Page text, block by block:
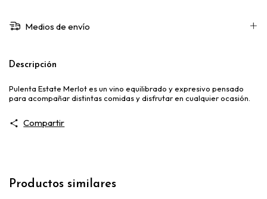
Medios de envío
Descripción
Pulenta Estate Merlot es un vino equilibrado y expresivo pensado
para acompañar distintas comidas y disfrutar en cualquier ocasión.
Compartir
Productos similares